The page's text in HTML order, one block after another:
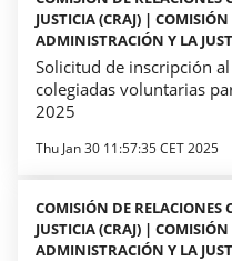
JUSTICIA (CRAJ) |
ADMINISTRACIÓN Y LA
Solicitud de inscripción
colegiadas voluntarias
2025
Thu Jan 30 11:57:35 CET 2025
COMISIÓN DE
JUSTICIA (CRAJ) |
ADMINISTRACIÓN Y LA